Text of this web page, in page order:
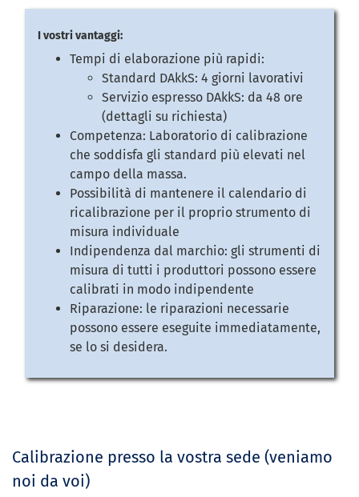
I vostri vantaggi:
Tempi di elaborazione più rapidi:
Standard DAkkS: 4 giorni lavorativi
Servizio espresso DAkkS: da 48 ore
(dettagli su richiesta)
Competenza: Laboratorio di calibrazione
che soddisfa gli standard più elevati nel
campo della massa.
Possibilità di mantenere il calendario di
ricalibrazione per il proprio strumento di
misura individuale
Indipendenza dal marchio: gli strumenti di
misura di tutti i produttori possono essere
calibrati in modo indipendente
Riparazione: le riparazioni necessarie
possono essere eseguite immediatamente,
se lo si desidera.
Calibrazione presso la vostra sede (veniamo
noi da voi)